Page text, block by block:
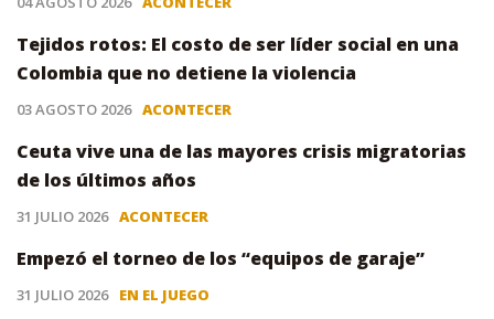
Tejidos rotos: El costo de ser líder social en una
Colombia que no detiene la violencia
03 AGOSTO 2026 ACONTECER
Ceuta vive una de las mayores crisis migratorias
de los últimos años
31 JULIO 2026 ACONTECER
Empezó el torneo de los “equipos de garaje”
31 JULIO 2026 EN EL JUEGO